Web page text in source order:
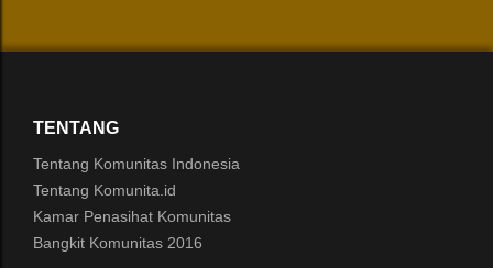
TENTANG
Tentang Komunitas Indonesia
Tentang Komunita.id
Kamar Penasihat Komunitas
Bangkit Komunitas 2016